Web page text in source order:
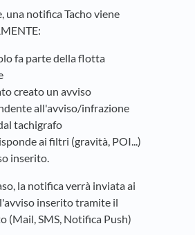
una notifica Tacho viene
fa parte della flotta
creato un avviso
all'avviso/infrazione
tachigrafo
ai filtri (gravità, POI...)
inserito.
la notifica verrà inviata ai
inserito tramite il
(Mail, SMS, Notifica Push)